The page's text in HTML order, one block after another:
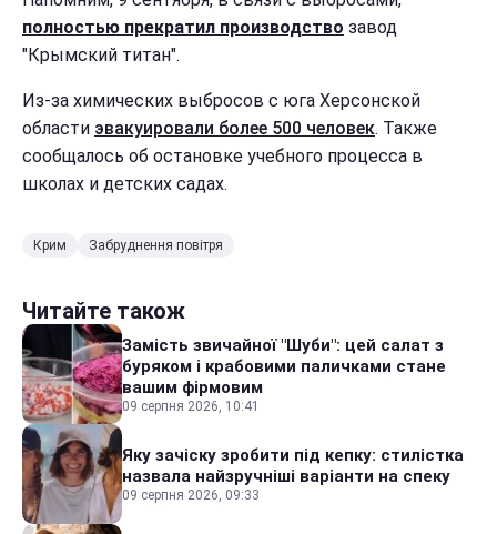
полностью прекратил производство завод
"Крымский титан".
Из-за химических выбросов с юга Херсонской
области эвакуировали более 500 человек. Также
сообщалось об остановке учебного процесса в
школах и детских садах.
Крим Забруднення повітря
Читайте також
Замість звичайної "Шуби": цей салат з
буряком і крабовими паличками стане
вашим фірмовим
09 серпня 2026, 10:41
Яку зачіску зробити під кепку: стилістка
назвала найзручніші варіанти на спеку
09 серпня 2026, 09:33